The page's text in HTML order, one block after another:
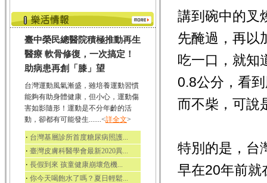
臺中榮民總醫院積極推動再生
醫療 軟骨修復，一次搞定！
助病患再創「膝」望
台灣運動風氣漸盛，雖培養運動習慣
能夠有助身體健康，但小心，運動傷
害如影隨形！運動是不分年齡的活
動，卻都有可能發生.......<詳全文>
‧ 台灣基層診所首度糖尿病照護...
‧ 臺灣皮膚科醫學會最新2020異...
‧ 長假到來 孩童健康崩壞危機...
‧ 你今天喝飽水了嗎？夏日輕鬆...
講到碗中的叉
先醃過，再以
吃一口，就知
0.8公分，看
而不柴，可說
特別的是，台
早在20年前就